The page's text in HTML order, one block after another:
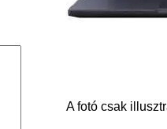
A fotó csak